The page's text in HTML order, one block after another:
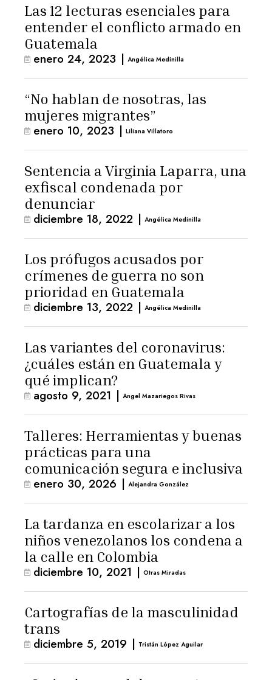
Las 12 lecturas esenciales para
entender el conflicto armado en
Guatemala
enero 24, 2023 | Angélica Medinilla
“No hablan de nosotras, las
mujeres migrantes”
enero 10, 2023 | Liliana Villatoro
Sentencia a Virginia Laparra, una
exfiscal condenada por
denunciar
diciembre 18, 2022 | Angélica Medinilla
Los prófugos acusados por
crímenes de guerra no son
prioridad en Guatemala
diciembre 13, 2022 | Angélica Medinilla
Las variantes del coronavirus:
¿cuáles están en Guatemala y
qué implican?
agosto 9, 2021 | Angel Mazariegos Rivas
Talleres: Herramientas y buenas
prácticas para una
comunicación segura e inclusiva
enero 30, 2026 | Alejandra González
La tardanza en escolarizar a los
niños venezolanos los condena a
la calle en Colombia
diciembre 10, 2021 | Otras Miradas
Cartografías de la masculinidad
trans
diciembre 5, 2019 | Tristán López Aguilar